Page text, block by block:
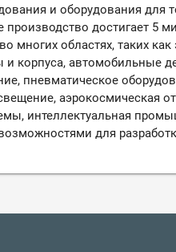
и оборудования для
производство достигает 5
многих областях, таких
корпуса, автомобильные
пневматическое
аэрокосмическая
интеллектуальная
для